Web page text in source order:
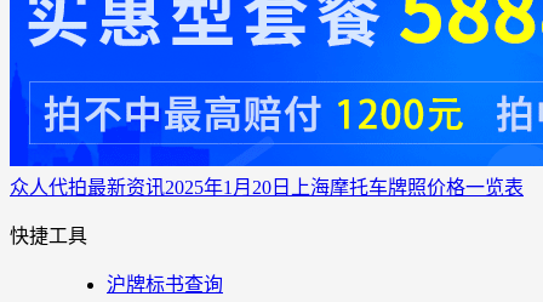
众人代拍最新资讯2025年1月20日上海摩托车牌照价格一览表
快捷工具
沪牌标书查询